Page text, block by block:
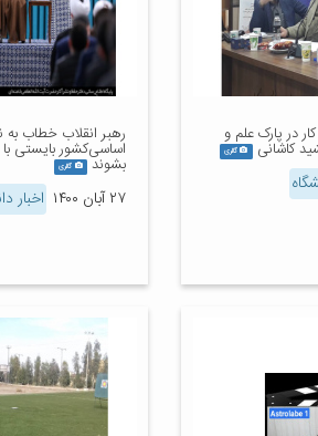
در پارک علم و
کاشانی گالری
رهبر انقلاب خطاب
اساسی‌کشور بایستی
بشوند گالری
۲۷ آبان ۱۴۰۰ اخبار